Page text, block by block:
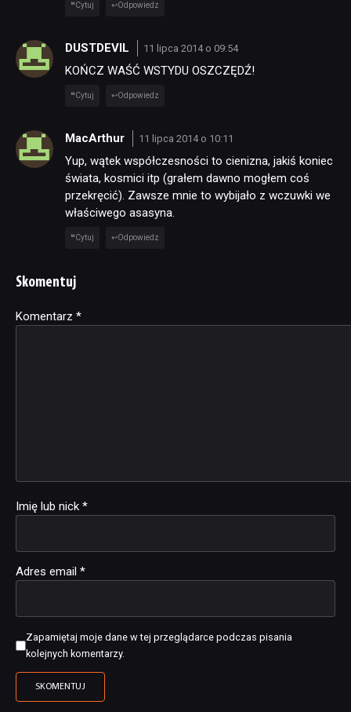
Cytuj Odpowiedz
DUSTDEVIL 11 lipca 2014 o 09:54
KOŃCZ WAŚĆ WSTYDU OSZCZĘDŹ!
Cytuj Odpowiedz
MacArthur 11 lipca 2014 o 10:11
Yup, wątek współczesności to cienizna, jakiś koniec
świata, kosmici itp (grałem dawno mogłem coś
przekręcić). Zawsze mnie to wybijało z wczuwki we
właściwego asasyna.
Cytuj Odpowiedz
Skomentuj
Komentarz *
Imię lub nick *
Adres email *
Zapamiętaj moje dane w tej przeglądarce podczas pisania
kolejnych komentarzy.
Alternative: